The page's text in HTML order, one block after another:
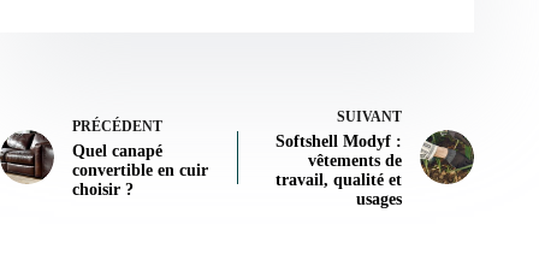
PRÉCÉDENT
Quel canapé
convertible en cuir
choisir ?
SUIVANT
Softshell Modyf :
vêtements de
travail, qualité et
usages